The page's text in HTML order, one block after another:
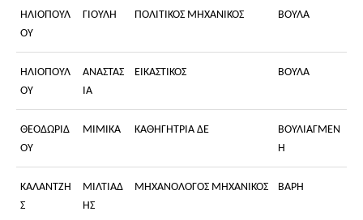
ΗΛΙΟΠΟΥΛ
ΟΥ
ΓΙΟΥΛΗ ΠΟΛΙΤΙΚΟΣ ΜΗΧΑΝΙΚΟΣ ΒΟΥΛΑ
ΗΛΙΟΠΟΥΛ
ΟΥ
ΑΝΑΣΤΑΣ
ΙΑ
ΕΙΚΑΣΤΙΚΟΣ ΒΟΥΛΑ
ΘΕΟΔΩΡΙΔ
ΟΥ
ΜΙΜΙΚΑ ΚΑΘΗΓΗΤΡΙΑ ΔΕ
ΒΟΥΛΙΑΓΜΕΝ
Η
ΚΑΛΑΝΤΖΗ
Σ
ΜΙΛΤΙΑΔ
ΗΣ
ΜΗΧΑΝΟΛΟΓΟΣ ΜΗΧΑΝΙΚΟΣ ΒΑΡΗ